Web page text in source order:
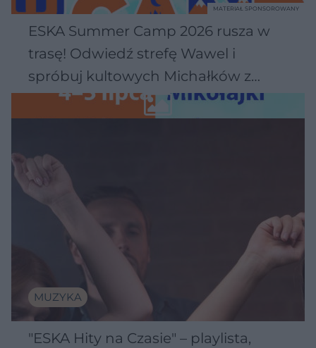
ESKA Summer Camp 2026 rusza w
trasę! Odwiedź strefę Wawel i
spróbuj kultowych Michałków z
Wawelu
MATERIAŁ SPONSOROWANY
MUZYKA
"ESKA Hity na Czasie" – playlista,